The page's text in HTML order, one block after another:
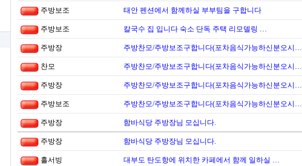
주방보조 태안 펜션에서 함께하실 부부팀을 구합니다
주방보조 칼국수 집 입니다 숙소 단독 주택 리모델링 …
주방장 주방찬모/주방보조구합니다(포차음식가능하신분오시…
찬모 주방찬모/주방보조구합니다(포차음식가능하신분오시…
주방장 주방찬모/주방보조구합니다(포차음식가능하신분오시…
주방보조 주방찬모/주방보조구합니다(포차음식가능하신분오시…
주방장 함바식당 주방장님 모십니다.
주방장 함바식당 주방장님 모십니다.
홀서빙 대부도 탄도항에 위치한 카페에서 함께 일하실 …